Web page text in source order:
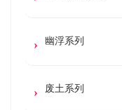
幽浮系列
废土系列